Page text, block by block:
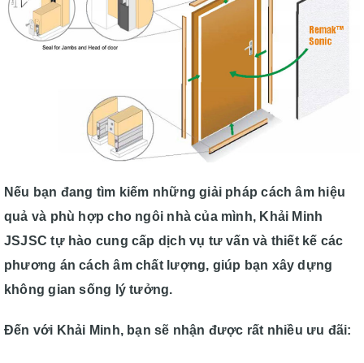
Nếu bạn đang tìm kiếm những giải pháp cách âm hiệu
quả và phù hợp cho ngôi nhà của mình, Khải Minh
JSJSC tự hào cung cấp dịch vụ tư vấn và thiết kế các
phương án cách âm chất lượng, giúp bạn xây dựng
không gian sống lý tưởng.
Đến với Khải Minh, bạn sẽ nhận được rất nhiều ưu đãi: